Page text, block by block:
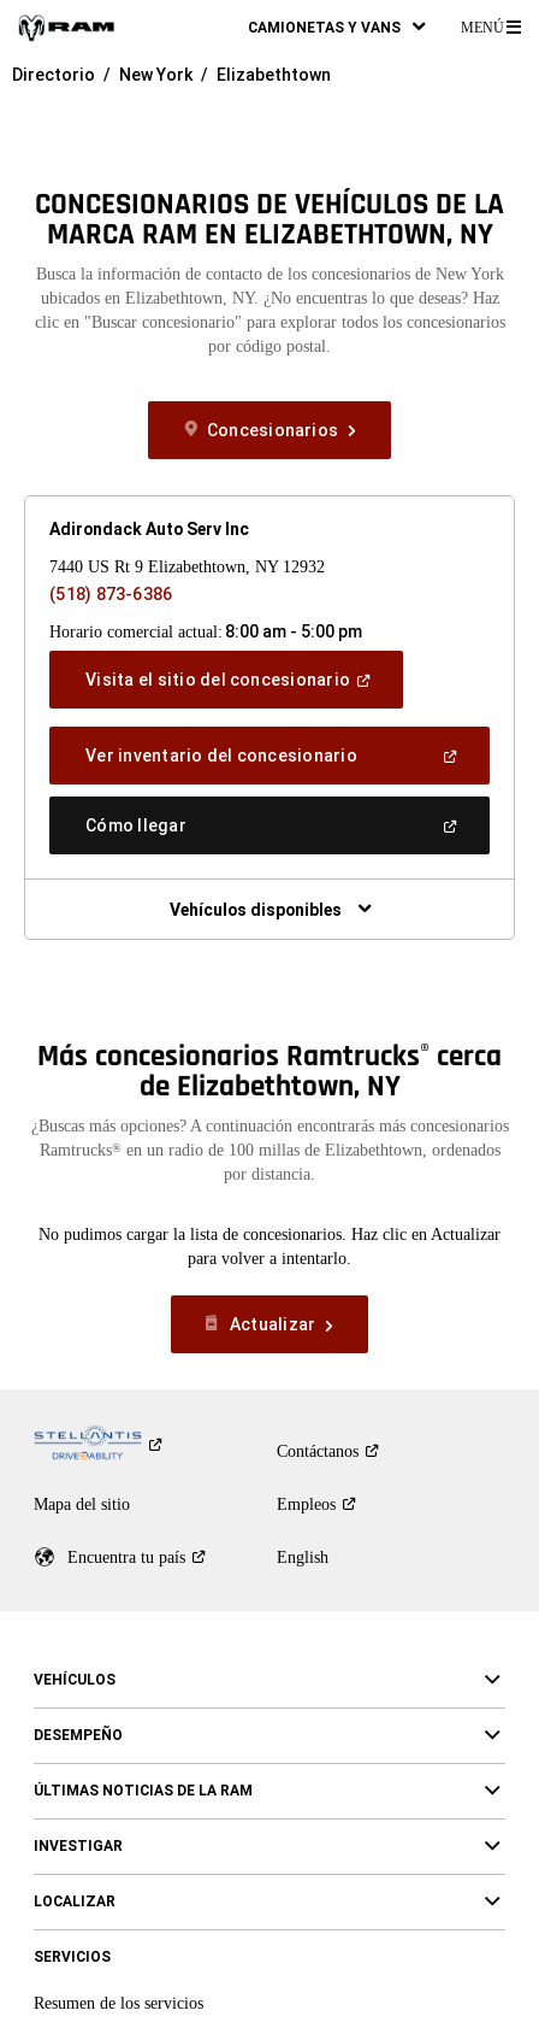
CAMIONETAS Y VANS MENÚ
Directorio New York Elizabethtown
CONCESIONARIOS DE VEHÍCULOS DE LA
MARCA RAM EN ELIZABETHTOWN, NY
Busca la información de contacto de los concesionarios de New York
ubicados en Elizabethtown, NY. ¿No encuentras lo que deseas? Haz
clic en "Buscar concesionario" para explorar todos los concesionarios
por código postal.
Concesionarios
Adirondack Auto Serv Inc
7440 US Rt 9 Elizabethtown, NY 12932
(518) 873-6386
Horario comercial actual: 8:00 am - 5:00 pm
Visita el sitio del concesionario (Abrir
nueva)
Ver inventario del concesionario
una
Cómo llegar(Abrir
ventana
nueva)
Vehículos disponibles
Más concesionarios Ramtrucks® cerca
de Elizabethtown, NY
¿Buscas más opciones? A continuación encontrarás más concesionarios
Ramtrucks® en un radio de 100 millas de Elizabethtown, ordenados
por distancia.
No pudimos cargar la lista de concesionarios. Haz clic en Actualizar
para volver a intentarlo.
Actualizar
Contáctanos
Mapa del sitio Empleos
Encuentra tu país English
VEHÍCULOS
DESEMPEÑO
ÚLTIMAS NOTICIAS DE LA RAM
INVESTIGAR
LOCALIZAR
SERVICIOS
Resumen de los servicios